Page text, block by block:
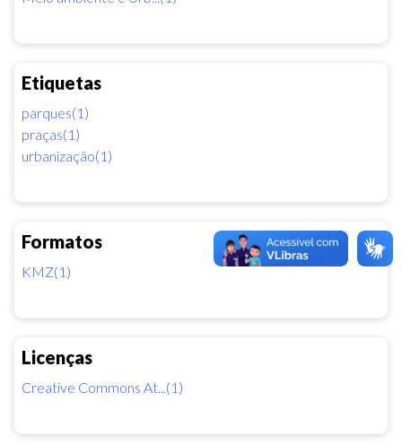
Etiquetas
parques(1)
praças(1)
urbanização(1)
Formatos
KMZ(1)
Licenças
Creative Commons At...(1)